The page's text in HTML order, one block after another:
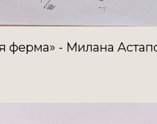
ферма» - Милана